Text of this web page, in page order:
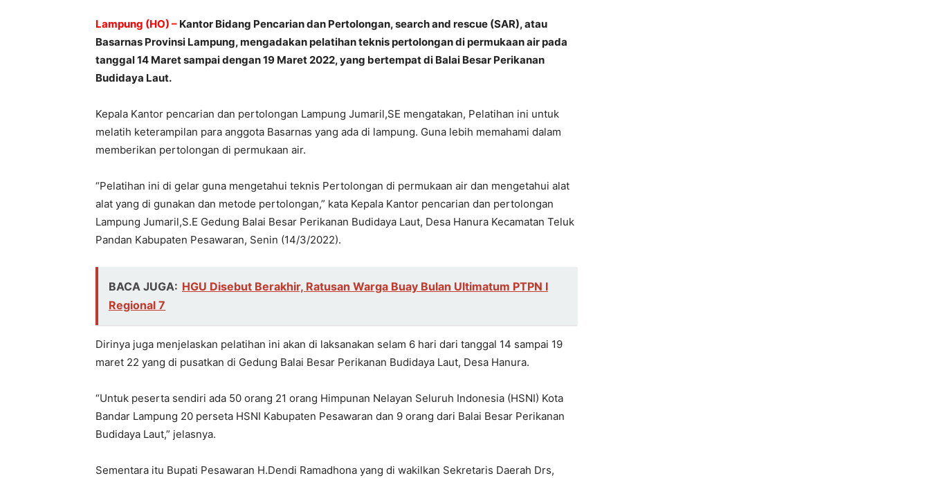
Lampung (HO) – Kantor Bidang Pencarian dan Pertolongan, search and rescue (SAR), atau
Basarnas Provinsi Lampung, mengadakan pelatihan teknis pertolongan di permukaan air pada
tanggal 14 Maret sampai dengan 19 Maret 2022, yang bertempat di Balai Besar Perikanan
Budidaya Laut.
Kepala Kantor pencarian dan pertolongan Lampung Jumaril,SE mengatakan, Pelatihan ini untuk
melatih keterampilan para anggota Basarnas yang ada di lampung. Guna lebih memahami dalam
memberikan pertolongan di permukaan air.
“Pelatihan ini di gelar guna mengetahui teknis Pertolongan di permukaan air dan mengetahui alat
alat yang di gunakan dan metode pertolongan,” kata Kepala Kantor pencarian dan pertolongan
Lampung Jumaril,S.E Gedung Balai Besar Perikanan Budidaya Laut, Desa Hanura Kecamatan Teluk
Pandan Kabupaten Pesawaran, Senin (14/3/2022).
BACA JUGA: HGU Disebut Berakhir, Ratusan Warga Buay Bulan Ultimatum PTPN I
Regional 7
Dirinya juga menjelaskan pelatihan ini akan di laksanakan selam 6 hari dari tanggal 14 sampai 19
maret 22 yang di pusatkan di Gedung Balai Besar Perikanan Budidaya Laut, Desa Hanura.
“Untuk peserta sendiri ada 50 orang 21 orang Himpunan Nelayan Seluruh Indonesia (HSNI) Kota
Bandar Lampung 20 perseta HSNI Kabupaten Pesawaran dan 9 orang dari Balai Besar Perikanan
Budidaya Laut,” jelasnya.
Sementara itu Bupati Pesawaran H.Dendi Ramadhona yang di wakilkan Sekretaris Daerah Drs,